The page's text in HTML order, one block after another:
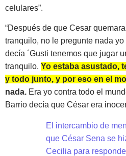
celulares”.
“Después de que Cesar
tranquilo, no le pregunte nada
decía ´Gusti tenemos que jugar
tranquilo. Yo estaba asustado,
y todo junto, y por eso en el
nada. Era yo contra todo el
Barrio decía que César era
El intercambio de
que César Sena se
Cecilia para